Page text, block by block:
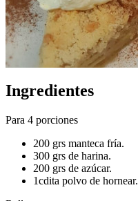
Ingredientes
Para 4 porciones
200 grs manteca fría.
300 grs de harina.
200 grs de azúcar.
1cdita polvo de hornear.